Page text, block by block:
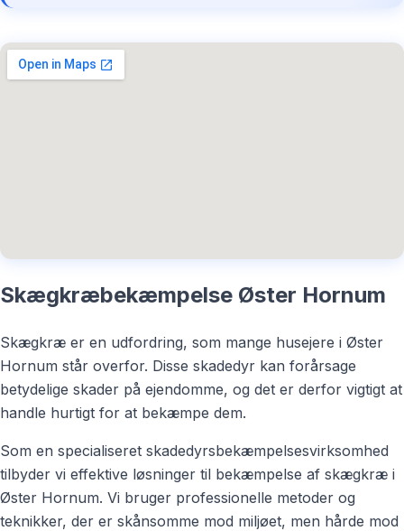
Skægkræbekæmpelse Øster Hornum
Skægkræ er en udfordring, som mange husejere i Øster
Hornum står overfor. Disse skadedyr kan forårsage
betydelige skader på ejendomme, og det er derfor vigtigt at
handle hurtigt for at bekæmpe dem.
Som en specialiseret skadedyrsbekæmpelsesvirksomhed
tilbyder vi effektive løsninger til bekæmpelse af skægkræ i
Øster Hornum. Vi bruger professionelle metoder og
teknikker, der er skånsomme mod miljøet, men hårde mod